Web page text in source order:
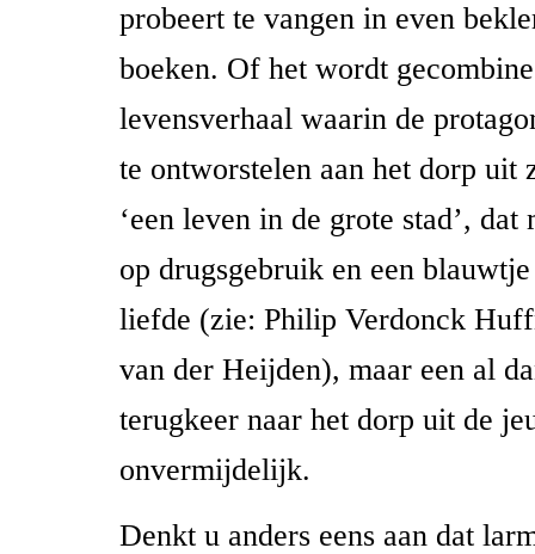
probeert te vangen in even
boeken. Of het wordt
levensverhaal waarin de
te ontworstelen aan het dorp uit
‘een leven in de grote stad’, dat
op drugsgebruik en een
liefde (zie: Philip Verdonck
van der Heijden), maar een al
terugkeer naar het dorp uit de
onvermijdelijk.
Denkt u anders eens aan dat